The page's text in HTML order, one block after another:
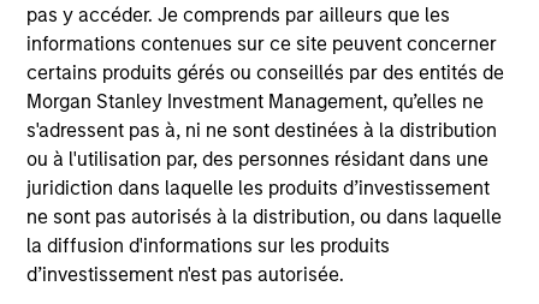
pas y accéder. Je comprends par ailleurs que les
informations contenues sur ce site peuvent concerner
certains produits gérés ou conseillés par des entités de
Morgan Stanley Investment Management, qu’elles ne
s'adressent pas à, ni ne sont destinées à la distribution
ou à l'utilisation par, des personnes résidant dans une
juridiction dans laquelle les produits d’investissement
ne sont pas autorisés à la distribution, ou dans laquelle
la diffusion d'informations sur les produits
d’investissement n'est pas autorisée.
May not represent all Team Members.
The information on this page is for informational
purposes only. The information contained herein does
not constitute and should not be construed as an
offering of advisory services or an offer to sell or a
solicitation of an offer to buy any securities in any
jurisdiction in which such offer or solicitation,
purchase or sale would be unlawful under the